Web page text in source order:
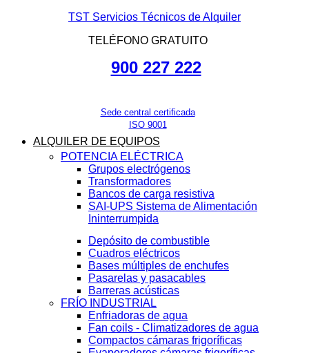
TST Servicios Técnicos de Alquiler
TELÉFONO GRATUITO
900 227 222
Sede central certificada
ISO 9001
ALQUILER DE EQUIPOS
POTENCIA ELÉCTRICA
Grupos electrógenos
Transformadores
Bancos de carga resistiva
SAI-UPS Sistema de Alimentación
Ininterrumpida
Depósito de combustible
Cuadros eléctricos
Bases múltiples de enchufes
Pasarelas y pasacables
Barreras acústicas
FRÍO INDUSTRIAL
Enfriadoras de agua
Fan coils - Climatizadores de agua
Compactos cámaras frigoríficas